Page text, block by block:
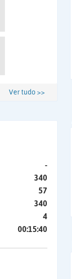
Ver tudo >>
-
340
57
340
4
00:15:40